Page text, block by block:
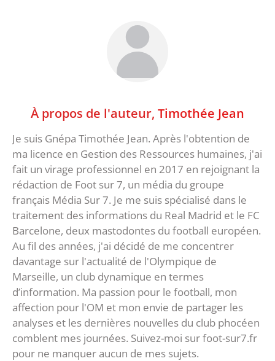
À propos de l'auteur, Timothée Jean
Je suis Gnépa Timothée Jean. Après l'obtention de
ma licence en Gestion des Ressources humaines, j'ai
fait un virage professionnel en 2017 en rejoignant la
rédaction de Foot sur 7, un média du groupe
français Média Sur 7. Je me suis spécialisé dans le
traitement des informations du Real Madrid et le FC
Barcelone, deux mastodontes du football européen.
Au fil des années, j'ai décidé de me concentrer
davantage sur l'actualité de l'Olympique de
Marseille, un club dynamique en termes
d’information. Ma passion pour le football, mon
affection pour l'OM et mon envie de partager les
analyses et les dernières nouvelles du club phocéen
comblent mes journées. Suivez-moi sur foot-sur7.fr
pour ne manquer aucun de mes sujets.